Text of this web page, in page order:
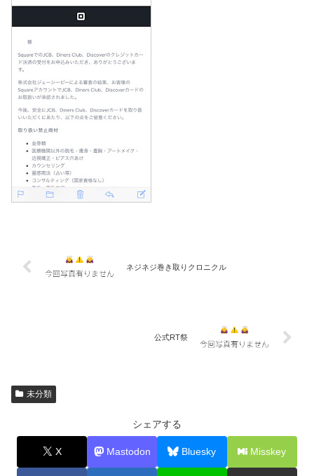
ネジネジ巻き取りクロニクル
公式RT祭
未分類
シェアする
X Mastodon Bluesky Misskey